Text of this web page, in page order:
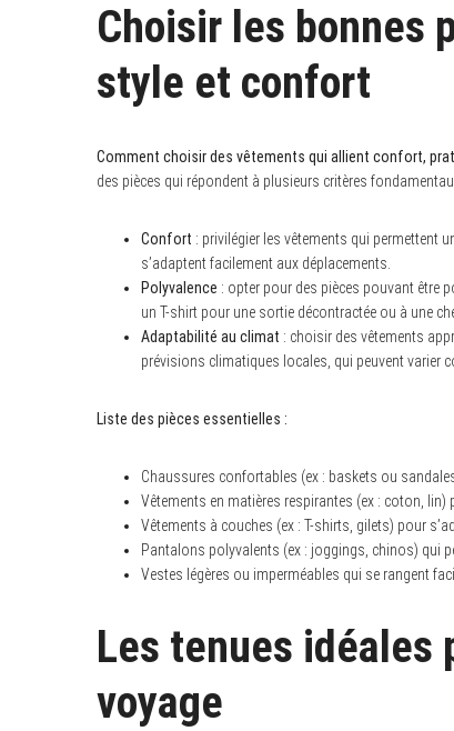
Choisir les bonnes
style et confort
Comment choisir des vêtements qui allient confort,
des pièces qui répondent à plusieurs critères
Confort : privilégier les vêtements qui permettent
s’adaptent facilement aux déplacements.
Polyvalence : opter pour des pièces pouvant être
un T-shirt pour une sortie décontractée ou à une
Adaptabilité au climat : choisir des vêtements
prévisions climatiques locales, qui peuvent varier
Liste des pièces essentielles :
Chaussures confortables (ex : baskets ou
Vêtements en matières respirantes (ex : coton, lin)
Vêtements à couches (ex : T-shirts, gilets) pour
Pantalons polyvalents (ex : joggings, chinos) qui
Vestes légères ou imperméables qui se rangent
Les tenues
voyage
S
a
r
c
r